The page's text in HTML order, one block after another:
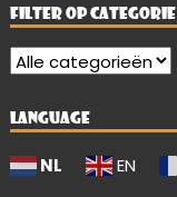
FILTER OP CATEGORIE
LANGUAGE
NL EN